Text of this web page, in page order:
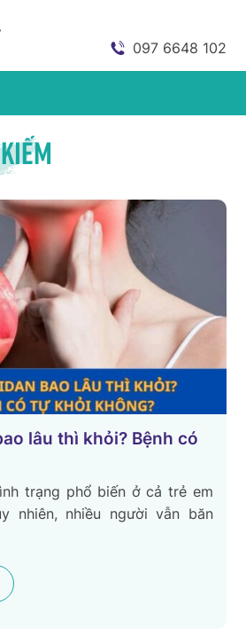
097 6648 102
lâu thì khỏi? Bệnh có
trạng phổ biến ở cả trẻ em
nhiên, nhiều người vẫn băn